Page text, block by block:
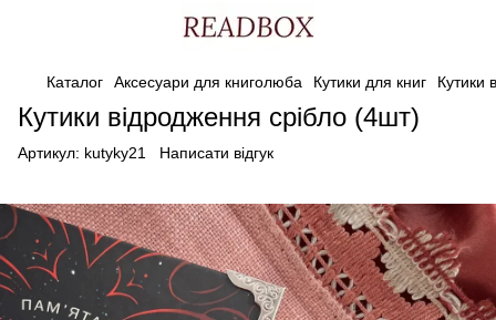
Каталог Аксесуари для книголюба Кутики для книг Кутики
Кутики відродження срібло (4шт)
Артикул: kutyky21 Написати відгук